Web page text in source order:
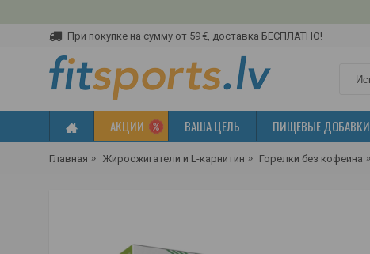
При покупке на сумму от 59 €, доставка БЕСПЛАТНО!
АКЦИИ ВАША ЦЕЛЬ ПИЩЕВЫЕ ДОБАВКИ
Главная Жиросжигатели и L-карнитин Горелки без кофеина